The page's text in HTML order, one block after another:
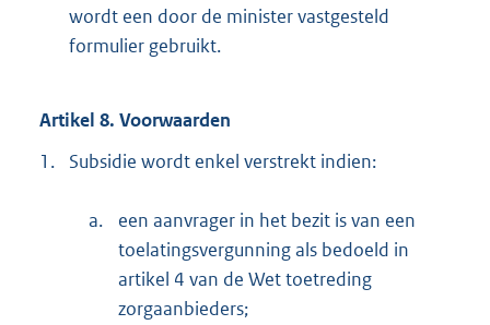
wordt een door de minister vastgesteld
formulier gebruikt.
Artikel 8. Voorwaarden
1.
Subsidie wordt enkel verstrekt indien:
a.
een aanvrager in het bezit is van een
toelatingsvergunning als bedoeld in
artikel 4 van de Wet toetreding
zorgaanbieders;